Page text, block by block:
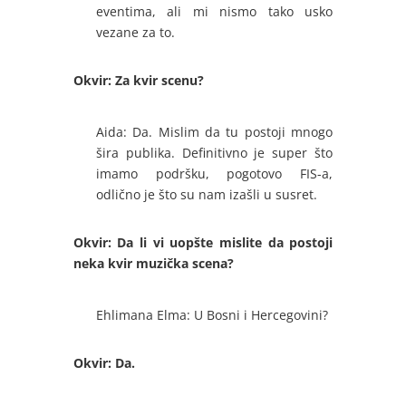
eventima, ali mi nismo tako usko
vezane za to.
Okvir: Za kvir scenu?
Aida: Da. Mislim da tu postoji mnogo
šira publika. Definitivno je super što
imamo podršku, pogotovo FIS-a,
odlično je što su nam izašli u susret.
Okvir: Da li vi uopšte mislite da postoji
neka kvir muzička scena?
Ehlimana Elma: U Bosni i Hercegovini?
Okvir: Da.